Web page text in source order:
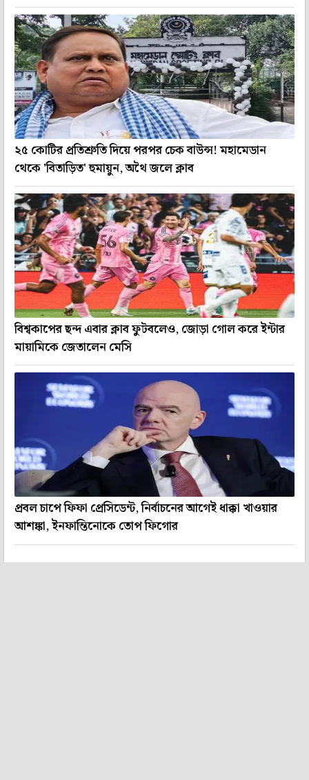
২৫ কোটির প্রতিশ্রুতি দিয়ে পরপর চেক বাউন্স! মহামেডান
থেকে 'বিতাড়িত' হুমায়ুন, অথৈ জলে ক্লাব
বিশ্বকাপের ছন্দ এবার ক্লাব ফুটবলেও, জোড়া গোল করে ইন্টার
মায়ামিকে জেতালেন মেসি
প্রবল চাপে ফিফা প্রেসিডেন্ট, নির্বাচনের আগেই ধাক্কা খাওয়ার
আশঙ্কা, ইনফান্তিনোকে তোপ ফিগোর